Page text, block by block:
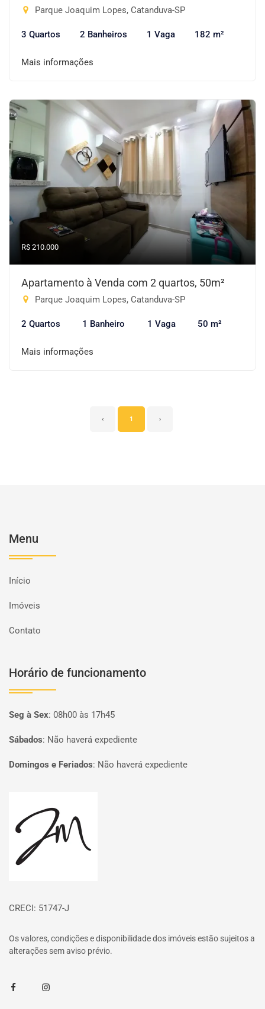
Parque Joaquim Lopes, Catanduva-SP
3 Quartos 2 Banheiros 1 Vaga 182 m²
Mais informações
R$ 210.000
Apartamento à Venda com 2 quartos, 50m²
Parque Joaquim Lopes, Catanduva-SP
2 Quartos 1 Banheiro 1 Vaga 50 m²
Mais informações
‹ 1 ›
Menu
Início
Imóveis
Contato
Horário de funcionamento
Seg à Sex: 08h00 às 17h45
Sábados: Não haverá expediente
Domingos e Feriados: Não haverá expediente
CRECI: 51747-J
Os valores, condições e disponibilidade dos imóveis estão sujeitos a
alterações sem aviso prévio.
FacebookInstagram